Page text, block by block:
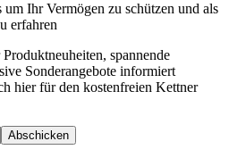
Ihr Vermögen zu schützen und als
erfahren
spannende
Sonderangebote informiert
hier für den kostenfreien Kettner
Abschicken